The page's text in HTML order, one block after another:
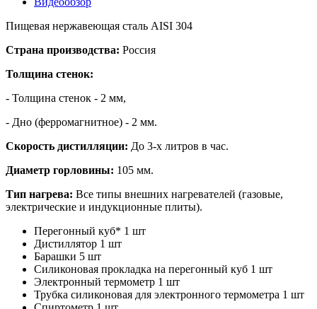
Пищевая нержавеющая сталь AISI 304
Страна производства: Россия
Толщина стенок:
- Толщина стенок - 2 мм,
- Дно (ферромагнитное) - 2 мм.
Скорость дистилляции: До 3-х литров в час.
Диаметр горловины: 105 мм.
Тип нагрева: Все типы внешних нагревателей (газовые,
электрические и индукционные плиты).
Перегонный куб* 1 шт
Дистиллятор 1 шт
Барашки 5 шт
Силиконовая прокладка на перегонный куб 1 шт
Электронный термометр 1 шт
Трубка силиконовая для электронного термометра 1 шт